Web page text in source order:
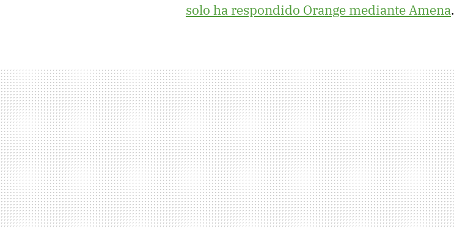
solo ha respondido Orange mediante Amena.